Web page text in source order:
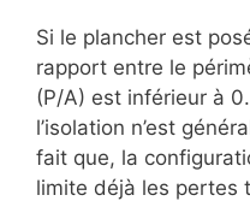
Si le plancher est
rapport entre le
(P/A) est inférieur à
l’isolation n’est
fait que, la
limite déjà les pertes